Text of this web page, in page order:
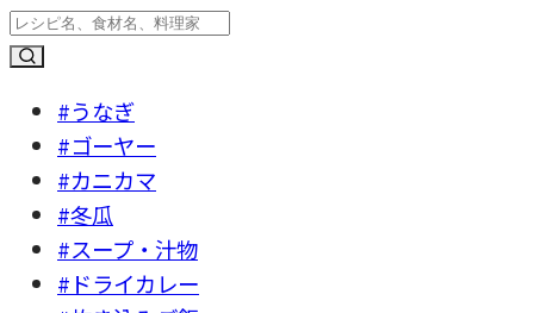
#うなぎ
#ゴーヤー
#カニカマ
#冬瓜
#スープ・汁物
#ドライカレー